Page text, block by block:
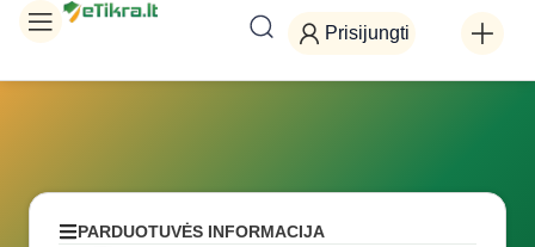
Prisijungti
PARDUOTUVĖS INFORMACIJA